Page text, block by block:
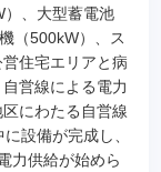
、大型蓄電池
（500kW）、ス
住宅エリアと病
営線による電力
にわたる自営線
設備が完成し、
力供給が始めら